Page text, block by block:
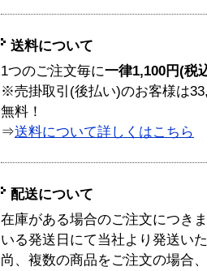
送料について
1つのご注文毎に一律1,100円(税
※売掛取引(後払い)のお客様は
無料！
⇒送料について詳しくはこちら
配送について
在庫がある場合のご注文につき
いる発送日にて当社より発送い
尚、複数の商品をご注文の場合